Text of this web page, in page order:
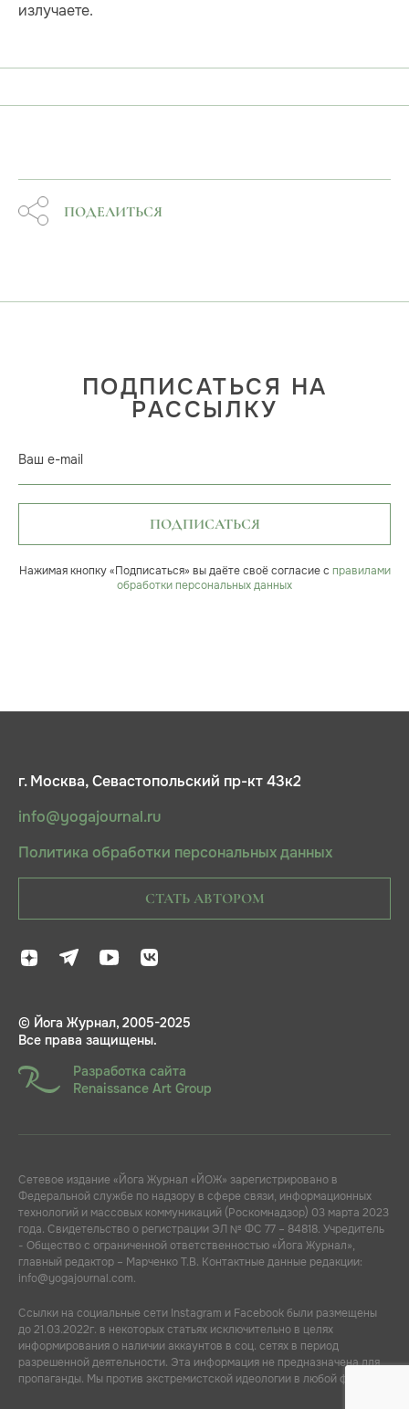
излучаете.
ПОДЕЛИТЬСЯ
ПОДПИСАТЬСЯ НА
РАССЫЛКУ
Ваш e-mail
ПОДПИСАТЬСЯ
Нажимая кнопку «Подписаться» вы даёте своё согласие с правилами
обработки персональных данных
г. Москва, Севастопольский пр-кт 43к2
info@yogajournal.ru
Политика обработки персональных данных
СТАТЬ АВТОРОМ
© Йога Журнал, 2005-2025
Все права защищены.
Разработка сайта
Renaissance Art Group
Сетевое издание «Йога Журнал «ЙОЖ» зарегистрировано в
Федеральной службе по надзору в сфере связи, информационных
технологий и массовых коммуникаций (Роскомнадзор) 03 марта 2023
года. Свидетельство о регистрации ЭЛ № ФС 77 – 84818. Учредитель
- Общество с ограниченной ответственностью «Йога Журнал»,
главный редактор – Марченко Т.В. Контактные данные редакции:
info@yogajournal.com.
Ссылки на социальные сети Instagram и Facebook были размещены
до 21.03.2022г. в некоторых статьях исключительно в целях
информирования о наличии аккаунтов в соц. сетях в период
разрешенной деятельности. Эта информация не предназначена для
пропаганды. Мы против экстремистской идеологии в любой форме.